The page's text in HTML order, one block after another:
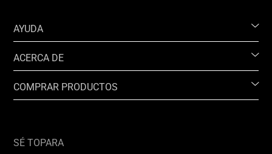
AYUDA
ACERCA DE
COMPRAR PRODUCTOS
SÉ TOPARA